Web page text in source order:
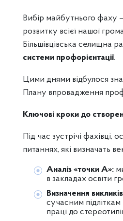
Вибір майбутнього фаху
розвитку всієї нашої
Більшівцівська селищна
системи профорієнтації.
Цими днями відбулося
Плану впровадження
Ключові кроки до
Під час зустрічі
питаннях, які визначать
Аналіз «точки А»:
в закладах освіти
Визначення
сучасним
праці до